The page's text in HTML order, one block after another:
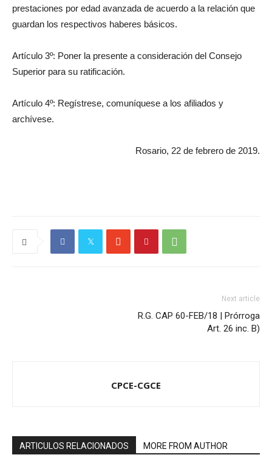
prestaciones por edad avanzada de acuerdo a la relación que
guardan los respectivos haberes básicos.
Artículo 3º: Poner la presente a consideración del Consejo
Superior para su ratificación.
Artículo 4º: Regístrese, comuníquese a los afiliados y
archívese.
Rosario, 22 de febrero de 2019.
Next article
R.G. CAP 60-FEB/18 | Prórroga
Art. 26 inc. B)
CPCE-CGCE
ARTICULOS RELACIONADOS MORE FROM AUTHOR